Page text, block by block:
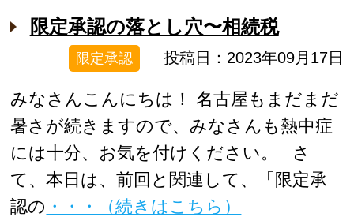
限定承認の落とし穴〜相続税
限定承認 投稿日：2023年09月17日
みなさんこんにちは！ 名古屋もまだまだ
暑さが続きますので、みなさんも熱中症
には十分、お気を付けください。 さ
て、本日は、前回と関連して、「限定承
認の ・・・（続きはこちら）